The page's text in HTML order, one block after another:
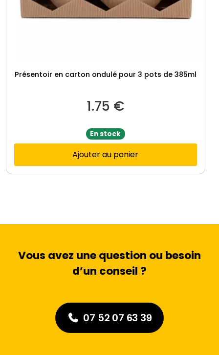
Présentoir en carton ondulé pour 3 pots de 385ml
1.75 €
En stock
Ajouter au panier
Vous avez une question ou besoin
d’un conseil ?
07 52 07 63 39